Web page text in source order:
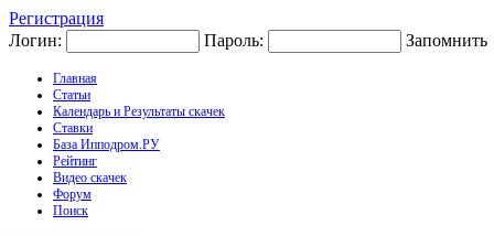
Регистрация
Логин:
Пароль: Запомнить
Главная
Статьи
Календарь и Результаты скачек
Ставки
База Ипподром.РУ
Рейтинг
Видео скачек
Форум
Поиск